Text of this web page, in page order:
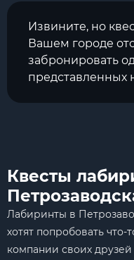
Извините, но
Вашем городе
забронировать
представленных
Квесты
Лабиринты в
хотят попробовать
компании своих